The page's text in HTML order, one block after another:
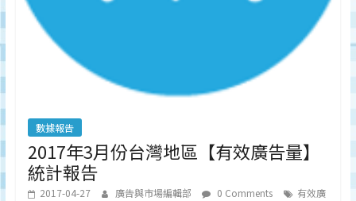
數據報告
2017年3月份台灣地區【有效廣告量】
統計報告
2017-04-27 廣告與市場編輯部 0 Comments
有效廣